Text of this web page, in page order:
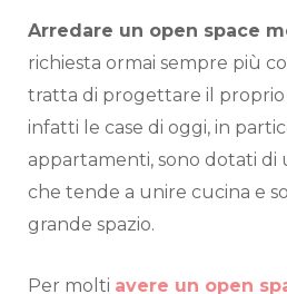
Arredare un open space
richiesta ormai sempre più
tratta di progettare il proprio
infatti le case di oggi, in
appartamenti, sono dotati
che tende a unire cucina e
grande spazio.
Per molti avere un open